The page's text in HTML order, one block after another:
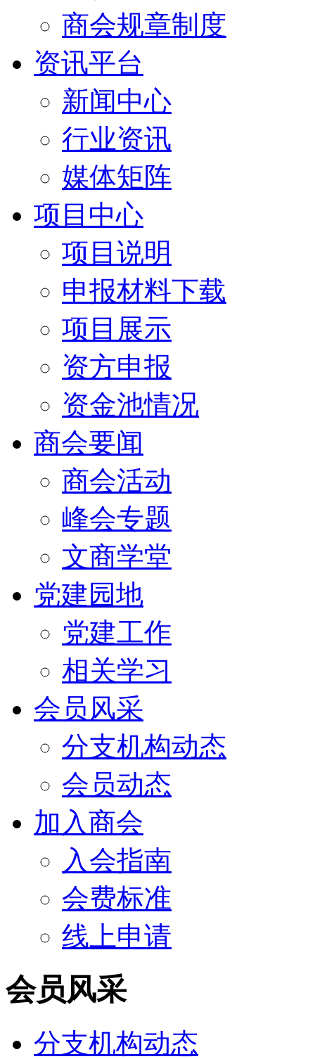
商会规章制度
资讯平台
新闻中心
行业资讯
媒体矩阵
项目中心
项目说明
申报材料下载
项目展示
资方申报
资金池情况
商会要闻
商会活动
峰会专题
文商学堂
党建园地
党建工作
相关学习
会员风采
分支机构动态
会员动态
加入商会
入会指南
会费标准
线上申请
会员风采
分支机构动态